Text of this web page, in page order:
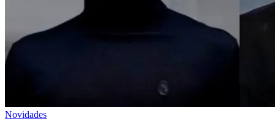
Novidades